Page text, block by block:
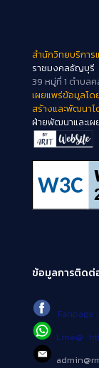
สำนักวิทยบริการ
ราชมงคลธัญบุรี
39 หมู่ที่ 1 ตำบล
เผยแพร่ข้อมูลโด
สร้างและพัฒนาโ
ฝ่ายพัฒนาและเผ
ข้อมูลการติดต่
Fanpage
Line@ :